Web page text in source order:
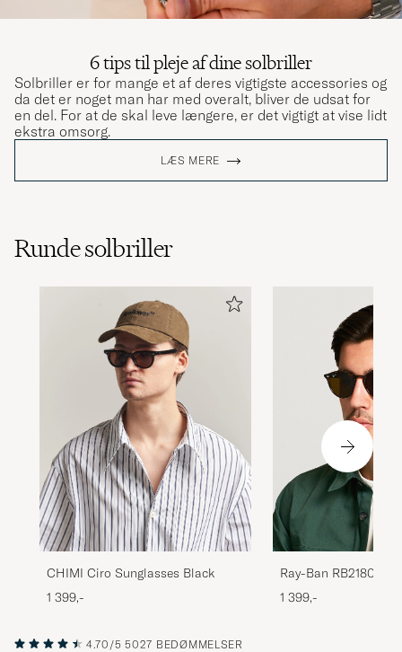
6 tips til pleje af dine solbriller
Solbriller er for mange et af deres vigtigste accessories og
da det er noget man har med overalt, bliver de udsat for
en del. For at de skal leve længere, er det vigtigt at vise lidt
ekstra omsorg.
LÆS MERE
Runde solbriller
CHIMI Ciro Sunglasses Black
1 399,-
Ray-Ban RB2180
Sunglasses Dark
Brown
1 399,-
4.70/5 5027 BEDØMMELSER